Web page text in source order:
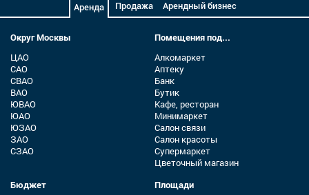
Аренда Продажа Арендный бизнес
Округ Москвы
ЦАО
САО
СВАО
ВАО
ЮВАО
ЮАО
ЮЗАО
ЗАО
СЗАО
Помещения под...
Алкомаркет
Аптеку
Банк
Бутик
Кафе, ресторан
Минимаркет
Салон связи
Салон красоты
Супермаркет
Цветочный магазин
Бюджет
Площади